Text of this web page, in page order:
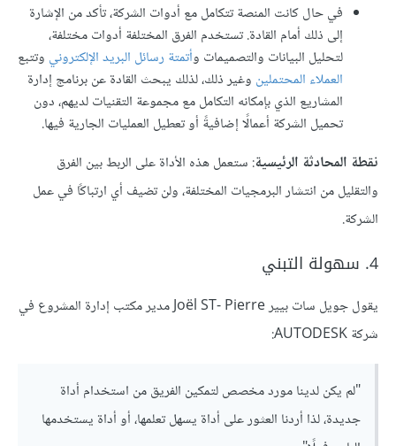
في حال كانت المنصة تتكامل مع أدوات الشركة، تأكد من الإشارة
إلى ذلك أمام القادة. تستخدم الفرق المختلفة أدوات مختلفة،
لتحليل البيانات والتصميمات وأتمتة رسائل البريد الإلكتروني وتتبع
العملاء المحتملين وغير ذلك، لذلك يبحث القادة عن برنامج إدارة
المشاريع الذي بإمكانه التكامل مع مجموعة التقنيات لديهم، دون
تحميل الشركة أعمالًا إضافيةً أو تعطيل العمليات الجارية فيها.
نقطة المحادثة الرئيسية: ستعمل هذه الأداة على الربط بين الفرق
والتقليل من انتشار البرمجيات المختلفة، ولن تضيف أي ارتباكًا في عمل
الشركة.
4. سهولة التبني
يقول جويل سات بيير Joёl ST- Pierre مدير مكتب إدارة المشروع في
شركة AUTODESK:
"لم يكن لدينا مورد مخصص لتمكين الفريق من استخدام أداة
جديدة، لذا أردنا العثور على أداة يسهل تعلمها، أو أداة يستخدمها